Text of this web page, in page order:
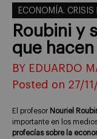
ECONOMÍA. CRISIS
Roubini y
que
BY EDUARDO
Posted on 27/
El profesor Nouriel
importante en los
profecías sobre la